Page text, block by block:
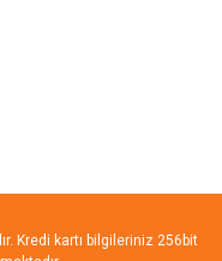
Kredi kartı bilgileriniz 256bit